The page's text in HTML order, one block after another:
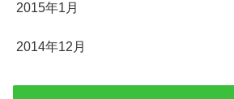
2015年1月
2014年12月